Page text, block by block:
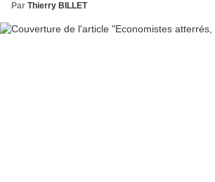
Par Thierry BILLET